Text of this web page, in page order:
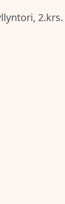
2.krs.